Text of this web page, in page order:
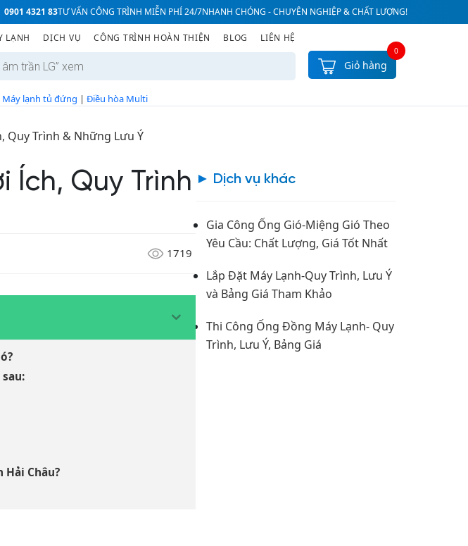
0901 4321 83TƯ VẤN CÔNG TRÌNH MIỄN PHÍ 24/7NHANH CHÓNG - CHUYÊN NGHIỆP & CHẤT LƯỢNG!
LẠNH DỊCH VỤ CÔNG TRÌNH HOÀN THIỆN BLOG LIÊN HỆ
Máy lạnh tủ đứng | Điều hòa Multi
Giỏ hàng
0
Quy Trình & Những Lưu Ý
Ích, Quy Trình
1719
Châu?
► Dịch vụ khác
Gia Công Ống Gió-Miệng Gió Theo
Yêu Cầu: Chất Lượng, Giá Tốt Nhất
Lắp Đặt Máy Lạnh-Quy Trình, Lưu Ý
và Bảng Giá Tham Khảo
Thi Công Ống Đồng Máy Lạnh- Quy
Trình, Lưu Ý, Bảng Giá